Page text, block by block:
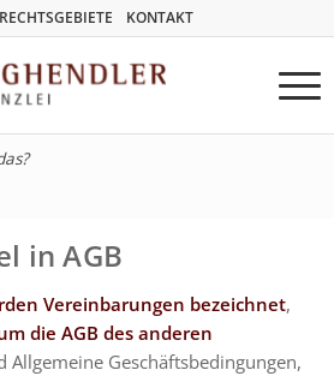
RECHTSGEBIETE KONTAKT
in AGB
Vereinbarungen bezeichnet,
die AGB des anderen
Allgemeine Geschäftsbedingungen,